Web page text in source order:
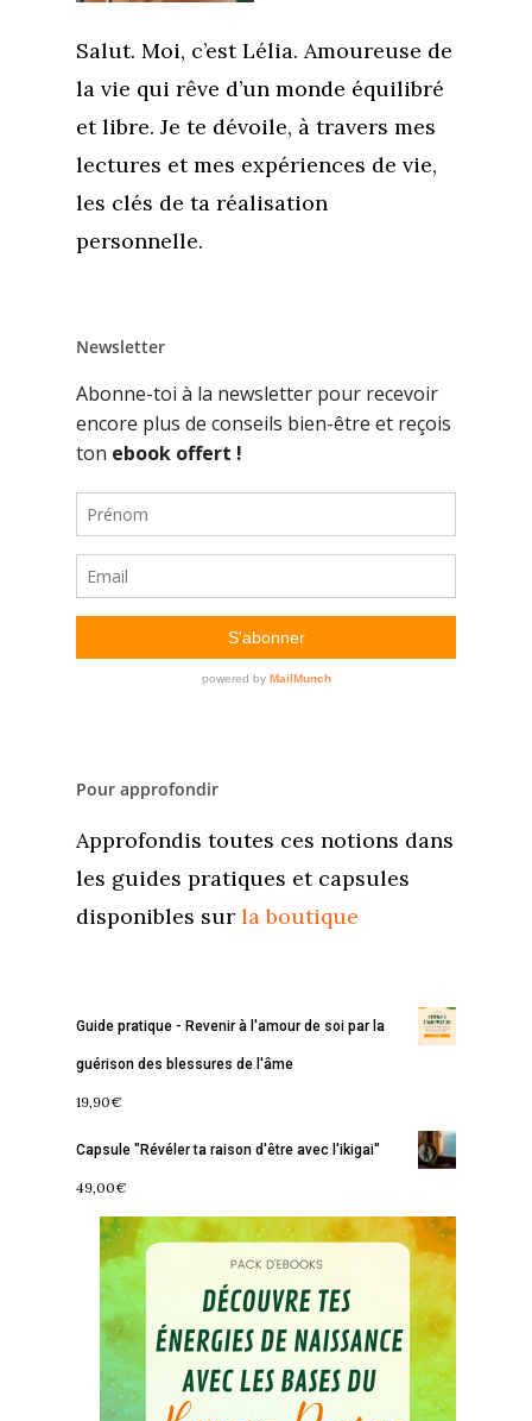
Salut. Moi, c’est Lélia. Amoureuse de
la vie qui rêve d’un monde équilibré
et libre. Je te dévoile, à travers mes
lectures et mes expériences de vie,
les clés de ta réalisation
personnelle.
Newsletter
Pour approfondir
Approfondis toutes ces notions dans
les guides pratiques et capsules
disponibles sur la boutique
Guide pratique - Revenir à l'amour de soi par la
guérison des blessures de l'âme
19,90€
Capsule "Révéler ta raison d'être avec l'ikigai"
49,00€